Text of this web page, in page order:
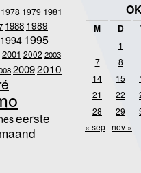
1978 1979 1981
1988 1989
1994 1995
2001 2002 2003
20092010
eerste
M D
1
7
8
14
15
21
22
28
29
« sep nov »